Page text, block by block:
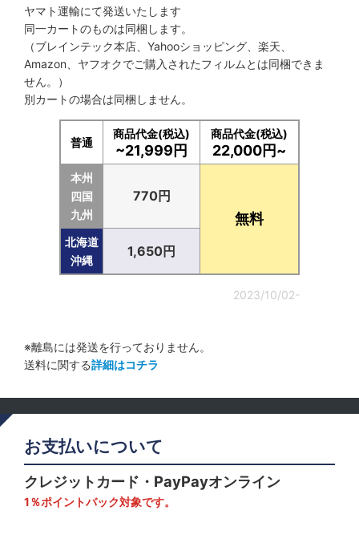
ヤマト運輸にて発送いたします
同一カートのものは同梱します。
（ブレインテック本店、Yahooショッピング、楽天、
Amazon、ヤフオクでご購入されたフィルムとは同梱できま
せん。）
別カートの場合は同梱しません。
普通
商品代金(税込)
~21,999円
商品代金(税込)
22,000円~
本州
四国
九州
770円
無料
北海道
沖縄
1,650円
2023/10/02-
※離島には発送を行っておりません。
送料に関する詳細はコチラ
お支払いについて
クレジットカード・PayPayオンライン
1％ポイントバック対象です。